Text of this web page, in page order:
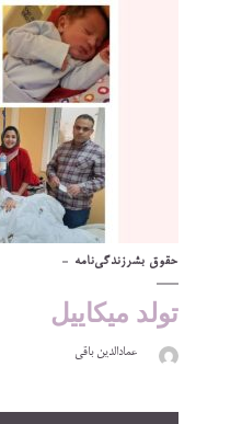
حقوق بشرزندگی‌نامه
تولد میکاییل
عمادالدین باقی